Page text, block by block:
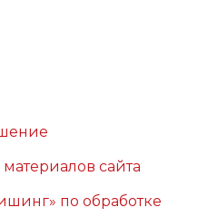
сайта
по обработке